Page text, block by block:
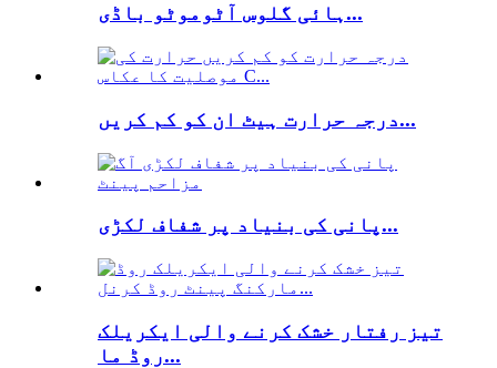
ہائی گلوس آٹوموٹو باڈی...
درجہ حرارت ہیٹ ان کو کم کریں...
پانی کی بنیاد پر شفاف لکڑی...
تیز رفتار خشک کرنے والی ایکریلک
روڈ ما...